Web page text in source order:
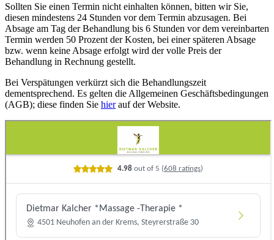
Sollten Sie einen Termin nicht einhalten können, bitten wir Sie,
diesen mindestens 24 Stunden vor dem Termin abzusagen. Bei
Absage am Tag der Behandlung bis 6 Stunden vor dem vereinbarten
Termin werden 50 Prozent der Kosten, bei einer späteren Absage
bzw. wenn keine Absage erfolgt wird der volle Preis der
Behandlung in Rechnung gestellt.
Bei Verspätungen verkürzt sich die Behandlungszeit
dementsprechend. Es gelten die Allgemeinen Geschäftsbedingungen
(AGB); diese finden Sie hierauf der Website.